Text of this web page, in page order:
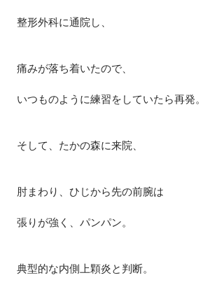
整形外科に通院し、
痛みが落ち着いたので、
いつものように練習をしていたら再発。
そして、たかの森に来院、
肘まわり、ひじから先の前腕は
張りが強く、パンパン。
典型的な内側上顆炎と判断。